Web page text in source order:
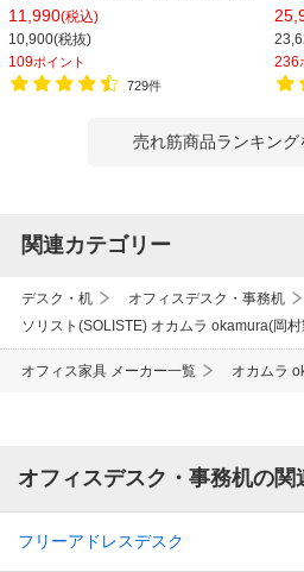
390×奥行510×高さ600mm【ホワイ
ト・ブラック】
11,990(税込)
10,900(税抜)
109ポイント
729件
事
236
売れ筋商品ランキング
関連カテゴリー
デスク・机 オフィスデスク・事務机
ソリスト(SOLISTE) オカムラ okamura(岡
オフィス家具 メーカー一覧 オカムラ
オフィスデスク・事務机の関
フリーアドレスデスク